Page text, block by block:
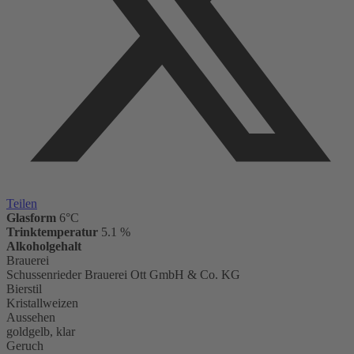
Teilen
Glasform 6°C
Trinktemperatur 5.1 %
Alkoholgehalt
Brauerei
Schussenrieder Brauerei Ott GmbH & Co. KG
Bierstil
Kristallweizen
Aussehen
goldgelb, klar
Geruch